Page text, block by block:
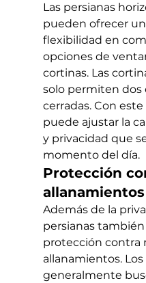
Las persianas
pueden ofrecer
flexibilidad en
opciones de
cortinas. Las
solo permiten dos
cerradas. Con
puede ajustar la
y privacidad que
momento del día.
Protección
allanamientos
Además de la
persianas
protección contra
allanamientos.
generalmente